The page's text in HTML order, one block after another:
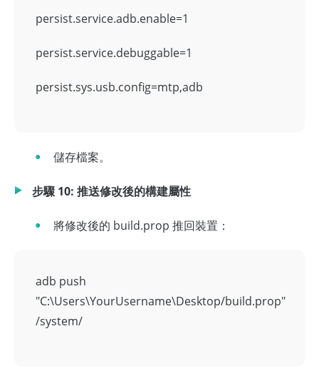
persist.service.adb.enable=1
persist.service.debuggable=1
persist.sys.usb.config=mtp,adb
儲存檔案。
步驟 10: 推送修改後的構建屬性
將修改後的 build.prop 推回裝置：
adb push
"C:\Users\YourUsername\Desktop/build.prop"
/system/